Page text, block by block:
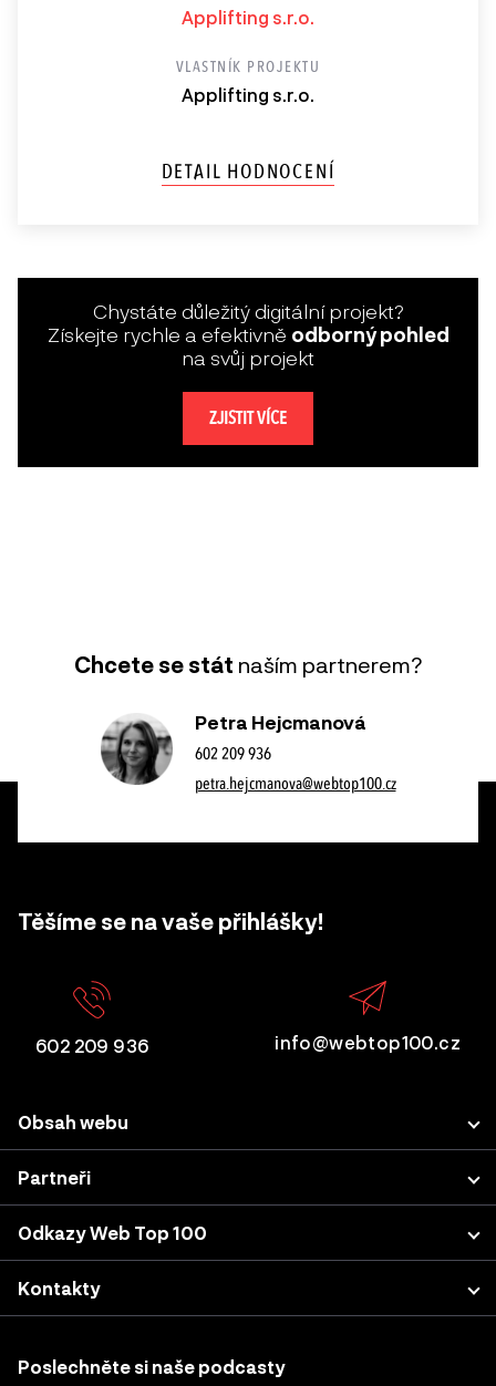
Applifting s.r.o.
VLASTNÍK PROJEKTU
Applifting s.r.o.
DETAIL HODNOCENÍ
Chystáte důležitý digitální projekt?
Získejte rychle a efektivně odborný pohled
na svůj projekt
ZJISTIT VÍCE
Chcete se stát naším partnerem?
Petra Hejcmanová
602 209 936
petra.hejcmanova@webtop100.cz
Těšíme se na vaše přihlášky!
602 209 936 info@webtop100.cz
Obsah webu
Porota
Přihlášení projektu
Akce a konference
Kategorie a kritéria
Nastavení cookies
Partneři
LUPA.cz
Podnikatel.cz
Odkazy Web Top 100
Výsledky z minulých let
Katalog agentur
Kontakty
Vodičkova 710/31
Poslechněte si naše podcasty